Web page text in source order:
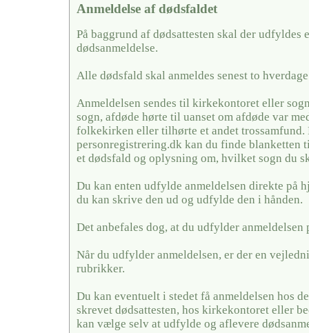
Anmeldelse af dødsfaldet
På baggrund af dødsattesten skal der udfyldes
dødsanmeldelse.
Alle dødsfald skal anmeldes senest to
Anmeldelsen sendes til kirkekontoret eller
sogn, afdøde hørte til uanset om afdøde var
folkekirken eller tilhørte et andet trossamfund.
personregistrering.dk kan du finde blanketten
et dødsfald og oplysning om, hvilket sogn du
Du kan enten udfylde anmeldelsen direkte på
du kan skrive den ud og udfylde den i hånden.
Det anbefales dog, at du udfylder anmeldelsen
Når du udfylder anmeldelsen, er der en
rubrikker.
Du kan eventuelt i stedet få anmeldelsen hos
skrevet dødsattesten, hos kirkekontoret eller
kan vælge selv at udfylde og aflevere